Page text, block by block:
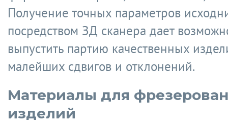
Получение точных параметров
посредством ЗД сканера дает
выпустить партию качественных
малейших сдвигов и отклонений.
Материалы для
изделий